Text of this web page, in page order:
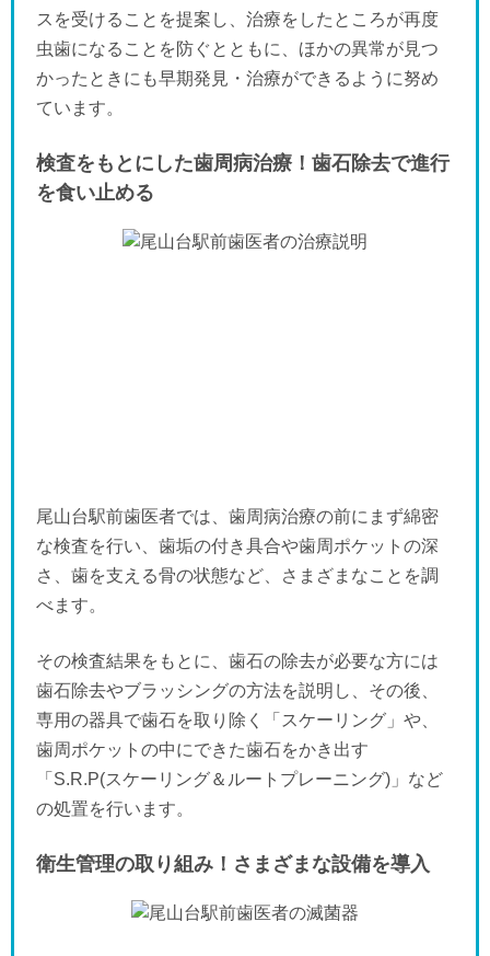
スを受けることを提案し、治療をしたところが再度
虫歯になることを防ぐとともに、ほかの異常が見つ
かったときにも早期発見・治療ができるように努め
ています。
検査をもとにした歯周病治療！歯石除去で進行
を食い止める
尾山台駅前歯医者では、歯周病治療の前にまず綿密
な検査を行い、歯垢の付き具合や歯周ポケットの深
さ、歯を支える骨の状態など、さまざまなことを調
べます。
その検査結果をもとに、歯石の除去が必要な方には
歯石除去やブラッシングの方法を説明し、その後、
専用の器具で歯石を取り除く「スケーリング」や、
歯周ポケットの中にできた歯石をかき出す
「S.R.P(スケーリング＆ルートプレーニング)」など
の処置を行います。
衛生管理の取り組み！さまざまな設備を導入